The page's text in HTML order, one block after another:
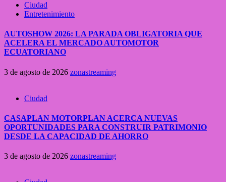
Ciudad
Entretenimiento
AUTOSHOW 2026: LA PARADA OBLIGATORIA QUE
ACELERA EL MERCADO AUTOMOTOR
ECUATORIANO
3 de agosto de 2026 zonastreaming
Ciudad
CASAPLAN MOTORPLAN ACERCA NUEVAS
OPORTUNIDADES PARA CONSTRUIR PATRIMONIO
DESDE LA CAPACIDAD DE AHORRO
3 de agosto de 2026 zonastreaming